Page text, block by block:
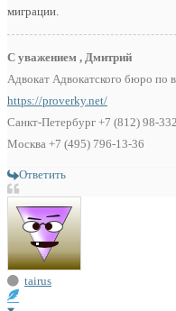
миграции.
С уважением , Дмитрий
Адвокат Адвокатского бюро по
https://proverky.net/
Санкт-Петербург +7 (812) 98-
Москва +7 (495) 796-13-36
Ответить
tairus